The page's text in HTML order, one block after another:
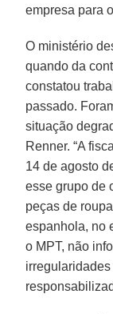
empresa para
O ministério
quando da
constatou
passado.
situação
Renner. “A
14 de agosto
esse grupo de
peças de
espanhola, no
o MPT, não
irregularidades